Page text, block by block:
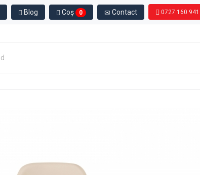
Blog Coș 0 Contact 0727 160 941